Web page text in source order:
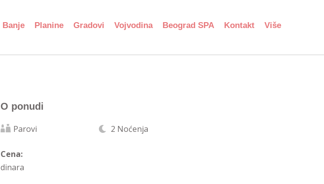
Banje Planine Gradovi Vojvodina Beograd SPA Kontakt Više
O ponudi
Parovi 2 Noćenja
Cena:
dinara